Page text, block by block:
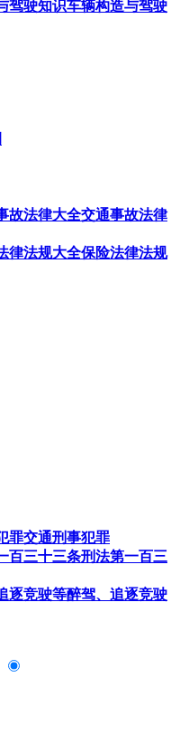
车辆构造与驾驶
交通事故法律
保险法律法规
交通刑事犯罪
刑法第一百三
醉驾、追逐竞驶